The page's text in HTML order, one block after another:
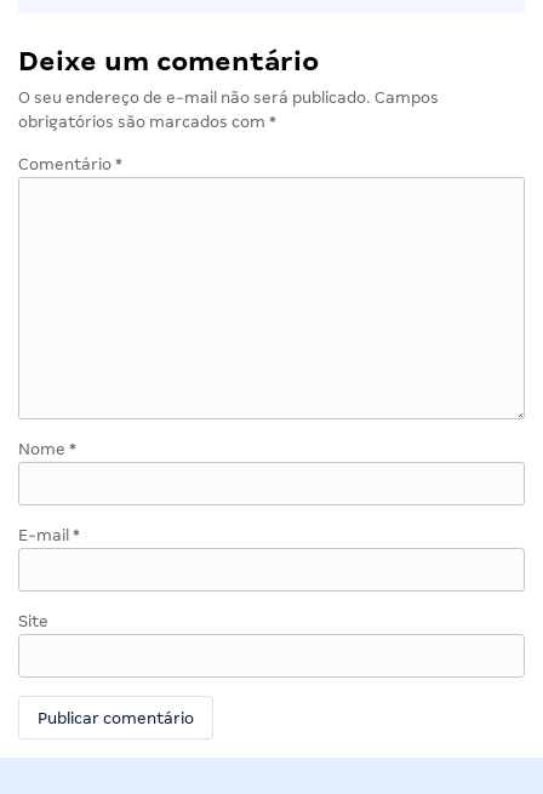
Deixe um comentário
O seu endereço de e-mail não será publicado. Campos
obrigatórios são marcados com *
Comentário *
Nome *
E-mail *
Site